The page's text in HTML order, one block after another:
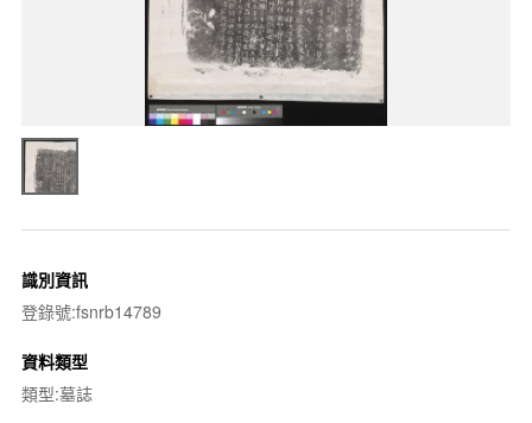
識別資訊
登錄號:fsnrb14789
資料類型
類型:墓誌